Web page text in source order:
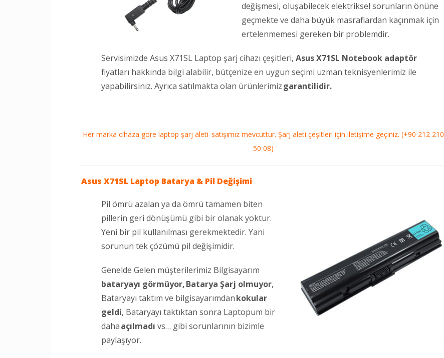
değişmesi, oluşabilecek elektriksel sorunların önüne
geçmekte ve daha büyük masraflardan kaçınmak için
ertelenmemesi gereken bir problemdir.
Servisimizde Asus X71SL Laptop şarj cihazı çeşitleri, Asus X71SL Notebook adaptör
fiyatları hakkında bilgi alabilir, bütçenize en uygun seçimi uzman teknisyenlerimiz ile
yapabilirsiniz. Ayrıca satılmakta olan ürünlerimizgarantilidir.
Her marka cihaza göre laptop şarj aleti satışımız mevcuttur. Şarj aleti çeşitleri için iletişime geçiniz. (+90 212 210
50 08)
Asus X71SL Laptop Batarya & Pil Değişimi
Pil ömrü azalan ya da ömrü tamamen biten
pillerin geri dönüşümü gibi bir olanak yoktur.
Yeni bir pil kullanılması gerekmektedir. Yani
sorunun tek çözümü pil değişimidir.
Genelde Gelen müşterilerimiz Bilgisayarım
bataryayı görmüyor,Batarya Şarj olmuyor,
Bataryayı taktım ve bilgisayarımdankokular
geldi, Bataryayı taktıktan sonra Laptopum bir
dahaaçılmadı vs… gibi sorunlarının bizimle
paylaşıyor.